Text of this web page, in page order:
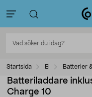
Startsida El Batterier
Batteriladdare
Charge 10